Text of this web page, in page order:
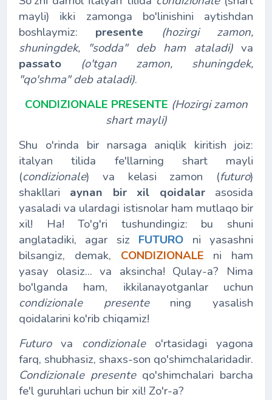
mayli) ikki zamonga bo'linishini aytishdan
boshlaymiz: presente
(hozirgi zamon,
shuningdek, "sodda" deb ham ataladi)va
passato
(o'tgan zamon, shuningdek,
"qo'shma" deb ataladi).
CONDIZIONALE PRESENTE (Hozirgi zamon
shart mayli)
Shu o'rinda bir narsaga aniqlik kiritish joiz:
italyan tilida fe'llarning shart mayli
(condizionale) va kelasi zamon (futuro)
shakllari aynan bir xil qoidalarasosida
yasaladi va ulardagi istisnolar ham mutlaqo bir
xil! Ha! To'g'ri tushundingiz: bu shuni
anglatadiki, agar siz FUTURO ni yasashni
bilsangiz, demak, CONDIZIONALE
ni ham
yasay olasiz... va aksincha! Qulay-a? Nima
bo'lganda ham, ikkilanayotganlar uchun
condizionale presentening yasalish
qoidalarini ko'rib chiqamiz!
Futurova condizionaleo'rtasidagi yagona
farq, shubhasiz, shaxs-son qo'shimchalaridadir.
Condizionale presenteqo'shimchalari barcha
fe'l guruhlari uchun bir xil! Zo'r-a?